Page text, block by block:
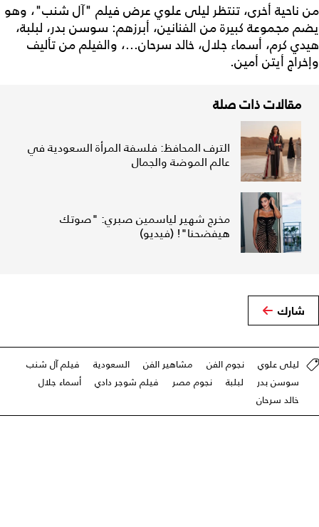
من ناحية أخرى، تنتظر ليلى علوي عرض فيلم "آل شنب"، وهو
يضم مجموعة كبيرة من الفنانين، أبرزهم: سوسن بدر، لبلبة،
هيدي كرم، أسماء جلال، خالد سرحان...، والفيلم من تأليف
وإخراج أيتن أمين.
مقالات ذات صلة
الترف المحافظ: فلسفة المرأة السعودية في
عالم الموضة والجمال
مخرج شهير لياسمين صبري: "صوتك
هيفضحنا"! (فيديو)
شارك
ليلى علوي نجوم الفن مشاهير الفن السعودية
فيلم آل شنب
سوسن بدر
لبلبة نجوم مصر فيلم شوجر دادي
أسماء جلال
خالد سرحان